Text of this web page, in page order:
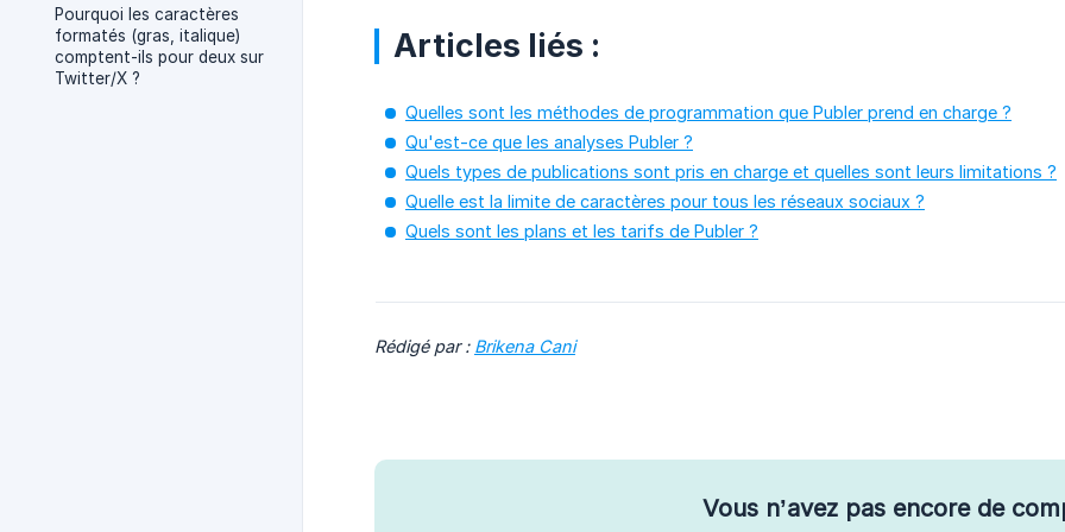
Pourquoi les caractères
formatés (gras, italique)
comptent-ils pour deux sur
Twitter/X ?
Articles liés :
Quelles sont les méthodes de programmation que Publer prend en charge ?
Qu'est-ce que les analyses Publer ?
Quels types de publications sont pris en charge et quelles sont leurs limitations ?
Quelle est la limite de caractères pour tous les réseaux sociaux ?
Quels sont les plans et les tarifs de Publer ?
Rédigé par : Brikena Cani
Vous n’avez pas encore de